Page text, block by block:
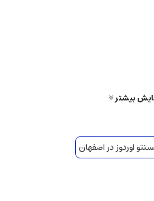
می کند و حس غنای رایحه را تقویت می
بیشتر
اوردوز در اصفهان